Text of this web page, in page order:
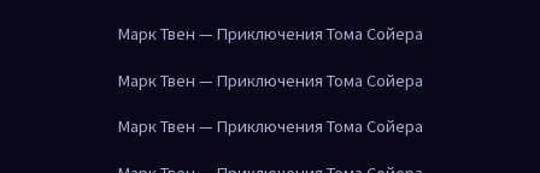
Марк Твен — Приключения Тома Сойера
Марк Твен — Приключения Тома Сойера
Марк Твен — Приключения Тома Сойера